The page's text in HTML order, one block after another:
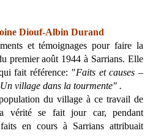
Diouf-Albin Durand
et témoignages pour faire la
premier août 1944 à Sarrians. Elle
fait référence: "Faits et causes –
village dans la tourmente" .
du village à ce travail de
vérité se fait jour car, pendant
en cours à Sarrians attribuait